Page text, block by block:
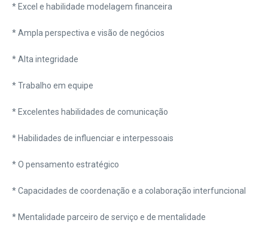
* Excel e habilidade modelagem financeira
* Ampla perspectiva e visão de negócios
* Alta integridade
* Trabalho em equipe
* Excelentes habilidades de comunicação
* Habilidades de influenciar e interpessoais
* O pensamento estratégico
* Capacidades de coordenação e a colaboração interfuncional
* Mentalidade parceiro de serviço e de mentalidade